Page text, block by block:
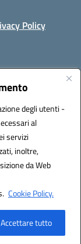
degli utenti -
al
servizi
inoltre,
da Web
Cookie Policy.
Accettare tutto
Policy
(OT)
S.r.l.
Italia